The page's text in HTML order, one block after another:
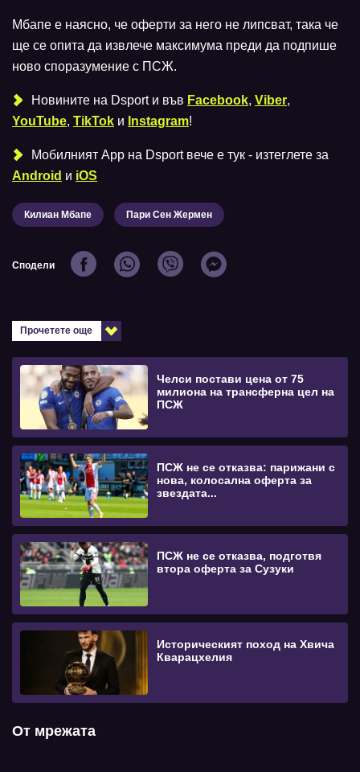
Мбапе е наясно, че оферти за него не липсват, така че
ще се опита да извлече максимума преди да подпише
ново споразумение с ПСЖ.
Новините на Dsport и във Facebook, Viber,
YouTube, TikTok и Instagram!
Мобилният Аpp на Dsport вече е тук - изтеглете за
Android и iOS
Килиан Мбапе Пари Сен Жермен
Сподели
Прочетете още
Челси постави цена от 75
милиона на трансферна цел на
ПСЖ
ПСЖ не се отказва: парижани с
нова, колосална оферта за
звездата...
ПСЖ не се отказва, подготвя
втора оферта за Сузуки
Историческият поход на Хвича
Кварацхелия
От мрежата